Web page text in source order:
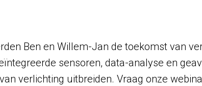
Ben en Willem-Jan de toekomst van
sensoren, data-analyse en
verlichting uitbreiden. Vraag onze